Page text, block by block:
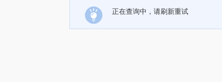
正在查询中，请刷新重试